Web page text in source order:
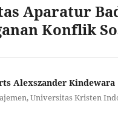
Aparatur
Konflik
Alexszander Kindewara
Universitas Kristen